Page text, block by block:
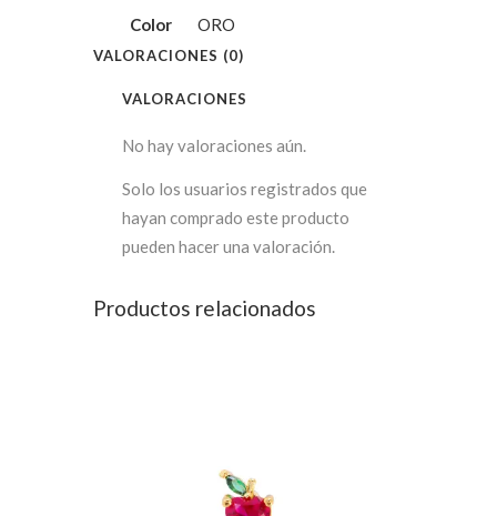
Color ORO
VALORACIONES (0)
VALORACIONES
No hay valoraciones aún.
Solo los usuarios registrados que
hayan comprado este producto
pueden hacer una valoración.
Productos relacionados